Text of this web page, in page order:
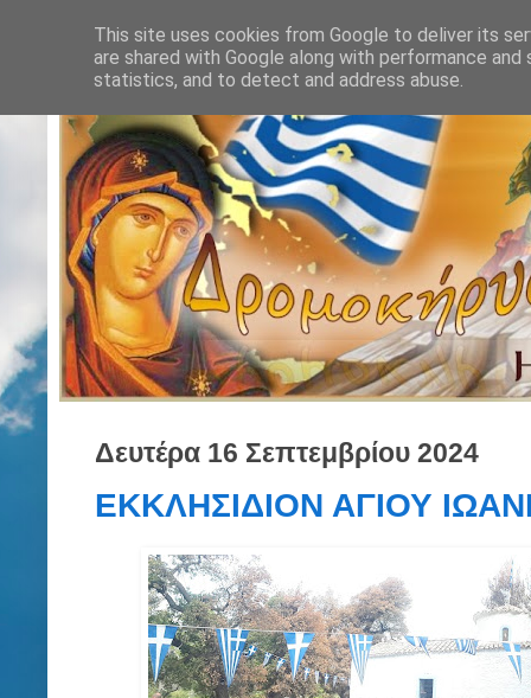
Δευτέρα 16 Σεπτεμβρίου 2024
ΕΚΚΛΗΣΙΔΙΟΝ ΑΓΙΟΥ
This site uses cookies from Google to deliver its
are shared with Google along with performance
statistics, and to detect and address abuse.